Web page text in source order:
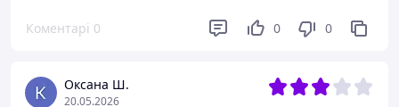
Недоліки
Коментарі 0 0 0
Оксана Ш.
20.05.2026